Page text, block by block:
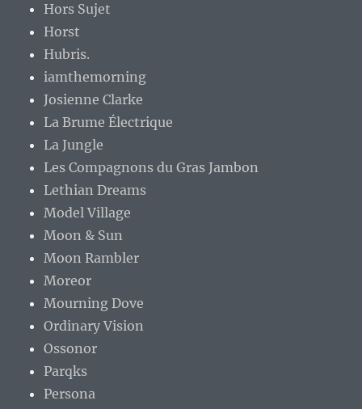
Hors Sujet
Horst
Hubris.
iamthemorning
Josienne Clarke
La Brume Électrique
La Jungle
Les Compagnons du Gras Jambon
Lethian Dreams
Model Village
Moon & Sun
Moon Rambler
Moreor
Mourning Dove
Ordinary Vision
Ossonor
Parqks
Persona